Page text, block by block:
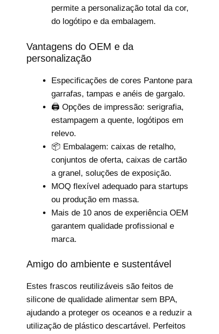
permite a personalização total da cor,
do logótipo e da embalagem.
Vantagens do OEM e da
personalização
Especificações de cores Pantone para
garrafas, tampas e anéis de gargalo.
🖨️ Opções de impressão: serigrafia,
estampagem a quente, logótipos em
relevo.
📦 Embalagem: caixas de retalho,
conjuntos de oferta, caixas de cartão
a granel, soluções de exposição.
MOQ flexível adequado para startups
ou produção em massa.
Mais de 10 anos de experiência OEM
garantem qualidade profissional e
marca.
Amigo do ambiente e sustentável
Estes frascos reutilizáveis são feitos de
silicone de qualidade alimentar sem BPA,
ajudando a proteger os oceanos e a reduzir a
utilização de plástico descartável. Perfeitos